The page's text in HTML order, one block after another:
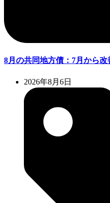
8月の共同地方債：7月から
2026年8月6日